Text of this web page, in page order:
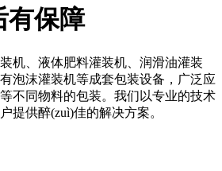
有保障
机、液体肥料灌装机、润滑油灌装
泡沫灌装机等成套包装设备，广泛应
不同物料的包装。我们以专业的技术
提供醉(zuì)佳的解决方案。